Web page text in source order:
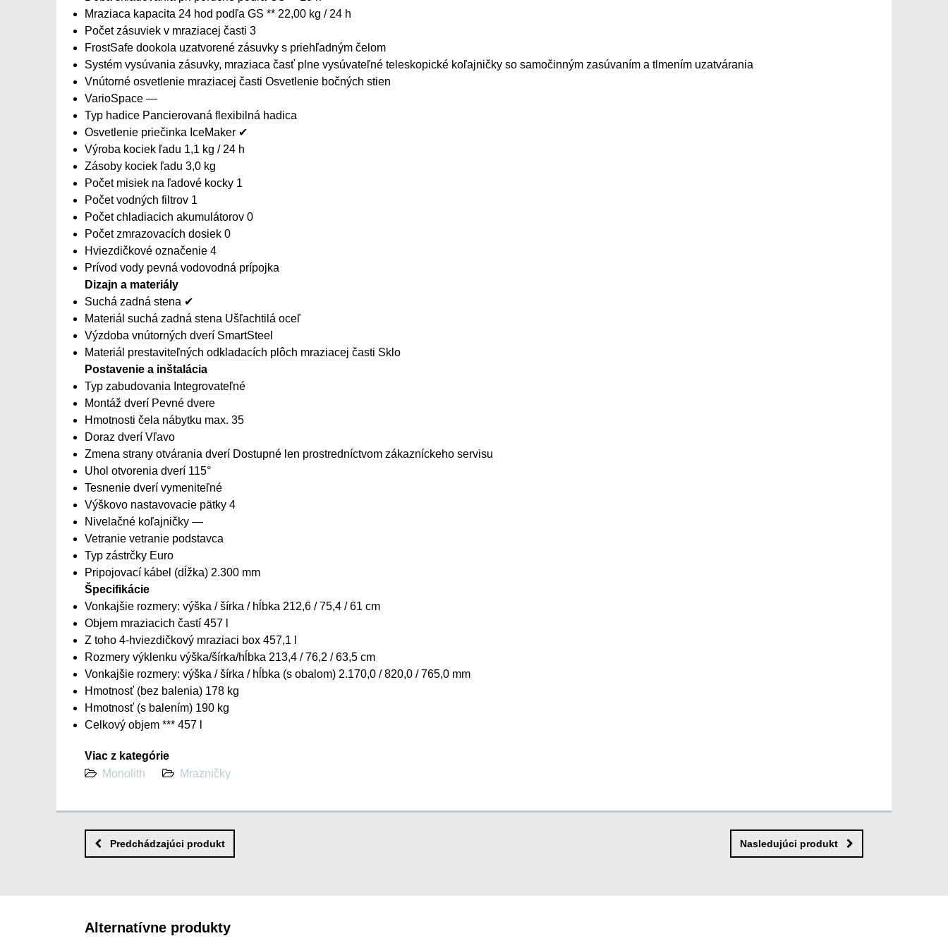
Mraziaca kapacita 24 hod podľa GS ** 22,00 kg / 24 h
Počet zásuviek v mraziacej časti 3
FrostSafe dookola uzatvorené zásuvky s priehľadným čelom
Systém vysúvania zásuvky, mraziaca časť plne vysúvateľné teleskopické koľajničky so samočinným zasúvaním a tlmením uzatvárania
Vnútorné osvetlenie mraziacej časti Osvetlenie bočných stien
VarioSpace —
Typ hadice Pancierovaná flexibilná hadica
Osvetlenie priečinka IceMaker ✔
Výroba kociek ľadu 1,1 kg / 24 h
Zásoby kociek ľadu 3,0 kg
Počet misiek na ľadové kocky 1
Počet vodných filtrov 1
Počet chladiacich akumulátorov 0
Počet zmrazovacích dosiek 0
Hviezdičkové označenie 4
Prívod vody pevná vodovodná prípojka
Dizajn a materiály
Suchá zadná stena ✔
Materiál suchá zadná stena Ušľachtilá oceľ
Výzdoba vnútorných dverí SmartSteel
Materiál prestaviteľných odkladacích plôch mraziacej časti Sklo
Postavenie a inštalácia
Typ zabudovania Integrovateľné
Montáž dverí Pevné dvere
Hmotnosti čela nábytku max. 35
Doraz dverí Vľavo
Zmena strany otvárania dverí Dostupné len prostredníctvom zákazníckeho servisu
Uhol otvorenia dverí 115°
Tesnenie dverí vymeniteľné
Výškovo nastavovacie pätky 4
Nivelačné koľajničky —
Vetranie vetranie podstavca
Typ zástrčky Euro
Pripojovací kábel (dĺžka) 2.300 mm
Špecifikácie
Vonkajšie rozmery: výška / šírka / hĺbka 212,6 / 75,4 / 61 cm
Objem mraziacich častí 457 l
Z toho 4-hviezdičkový mraziaci box 457,1 l
Rozmery výklenku výška/šírka/hĺbka 213,4 / 76,2 / 63,5 cm
Vonkajšie rozmery: výška / šírka / hĺbka (s obalom) 2.170,0 / 820,0 / 765,0 mm
Hmotnosť (bez balenia) 178 kg
Hmotnosť (s balením) 190 kg
Celkový objem *** 457 l
Viac z kategórie
Monolith
Mrazničky
Predchádzajúci produkt Nasledujúci produkt
Alternatívne produkty